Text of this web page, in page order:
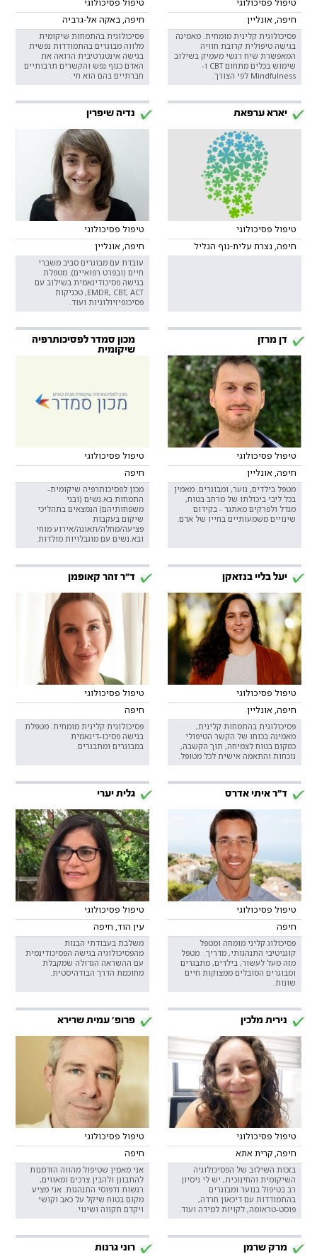
חיפה, אונליין
פסיכולוגית קלינית מומחית. מאמינה
בגישה טיפולית קרובת חוויה
המאפשרת שיח רגשי מעמיק בשילוב
שימוש בכלים מתחום CBT ו-
Mindfulness לפי הצורך.
חיפה, באקה אל-גרביה
פסיכולוגית בהתמחות שיקומית
מלווה מבוגרים בהתמודדות נפשית
בגישה אינטגרטיבית הרואה את
האדם כגוף נפש והקשרים תרבותיים
חברתיים בהם הוא חי.
יארא ערפאת
טיפול פסיכולוגי
חיפה, נצרת עלית-נוף הגליל
נדיה שיפרין
טיפול פסיכולוגי
חיפה, אונליין
עובדת עם מבוגרים סביב משברי
חיים (ובפרט רפואיים). מטפלת
בגישה פסיכודינאמית בשילוב עם
EMDR, CBT, ACT, טכניקות
פסיכופיזיולוגיות ועוד.
דן מרזן
טיפול פסיכולוגי
חיפה, אונליין
מטפל בילדים, נוער, ומבוגרים. מאמין
בכל ליבי ביכולתו של מרחב בטוח,
מגדל ולפרקים מאתגר - בקידום
שינויים משמעותיים בחייו של אדם.
מכון סמדר לפסיכותרפיה
שיקומית
טיפול פסיכולוגי
חיפה
מכון לפסיכותרפיה שיקומית-
התמחות בא.נשים (ובני
משפחותיהם) הנמצאים בתהליכי
שיקום בעקבות
פציעה/מחלה/תאונה/אירוע מוחי
ובא.נשים עם מוגבלויות מולדות.
יעל בליי בנזאקן
טיפול פסיכולוגי
חיפה, אונליין
פסיכולוגית בהתמחות קלינית,
מאמינה בכוחו של הקשר הטיפולי
כמקום בטוח לצמיחה, תוך הקשבה,
נוכחות והתאמה אישית לכל מטופל.
ד"ר זהר קאופמן
טיפול פסיכולוגי
חיפה
פסיכולוגית קלינית מומחית. מטפלת
בגישה פסיכו-דינאמית
במבוגרים ומתבגרים.
ד"ר איתי אדרס
טיפול פסיכולוגי
חיפה
פסיכולוג קליני מומחה ומטפל
קוגניטיבי התנהגותי, מדריך. מטפל
מזה מעל לעשור, בילדים, מתבגרים
ומבוגרים הסובלים ממצוקות חיים
שונות.
גלית יערי
טיפול פסיכולוגי
עין הוד, חיפה
משלבת בעבודתי הבנות
מהפסיכולוגיה בגישה הפסיכודינמית
עם ההשראה הגדולה שמקבלת
מחוכמת הדרך הבודהיסטית.
נירית מלכין
טיפול פסיכולוגי
חיפה, קרית אתא
בזכות השילוב של הפסיכולוגיה
השיקומית והחינוכית, יש לי ניסיון
רב בטיפול בנוער ומבוגרים
בהתמודדות עם דיכאון חרדה,
פוסט-טראומה, לקויות למידה ועוד.
פרופ' עמית שרירא
טיפול פסיכולוגי
חיפה
אני מאמין שטיפול מהווה הזדמנות
להתבונן ולהבין צרכים ומאווים,
רגשות ודפוסי התנהגות. אני מציע
מקום בטוח שיקל על כאב וקושי
ויקדם תקווה ושינוי.
מרק שרמן רוני גרנות